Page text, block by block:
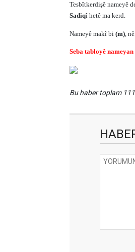
Tesbîtkerdişê nameyê
Sadiqî hetê ma kerd.
Nameyê makî bi (m) ,
Seba tabloyê nameyan
Bu haber toplam